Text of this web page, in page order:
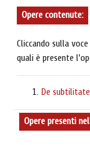
Opere contenute:
Cliccando sulla
quali è presente
De subtilitate
Opere presenti